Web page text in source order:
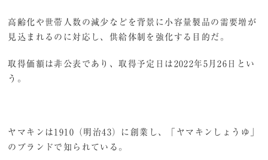
高齢化や世帯人数の減少などを背景に小容量製品の需要増が
見込まれるのに対応し、供給体制を強化する目的だ。
取得価額は非公表であり、取得予定日は2022年5月26日とい
う。
ヤマキンは1910（明治43）に創業し、「ヤマキンしょうゆ」
のブランドで知られている。